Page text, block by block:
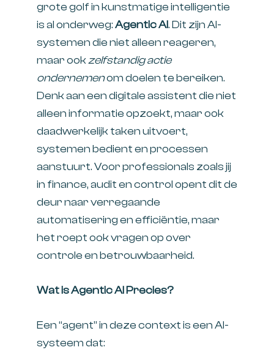
grote golf in kunstmatige intelligentie
is al onderweg:Agentic AI. Dit zijn AI-
systemen die niet alleen reageren,
maar ookzelfstandig actie
ondernemenom doelen te bereiken.
Denk aan een digitale assistent die niet
alleen informatie opzoekt, maar ook
daadwerkelijk taken uitvoert,
systemen bedient en processen
aanstuurt. Voor professionals zoals jij
in finance, audit en control opent dit de
deur naar verregaande
automatisering en efficiëntie, maar
het roept ook vragen op over
controle en betrouwbaarheid.
Wat is Agentic AI Precies?
Een “agent” in deze context is een AI-
systeem dat: